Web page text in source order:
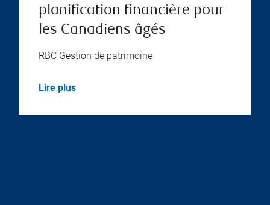
planification financière pour
les Canadiens âgés
RBC Gestion de patrimoine
Lire plus